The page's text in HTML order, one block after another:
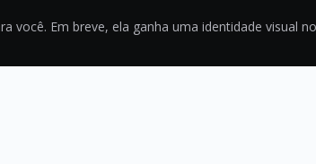
você. Em breve, ela ganha uma identidade visual